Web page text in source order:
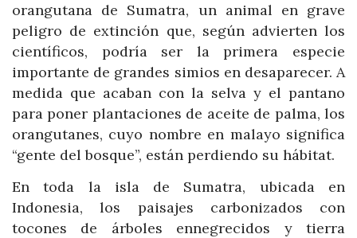
orangutana de Sumatra, un animal en grave
peligro de extinción que, según advierten los
científicos, podría ser la primera especie
importante de grandes simios en desaparecer. A
medida que acaban con la selva y el pantano
para poner plantaciones de aceite de palma, los
orangutanes, cuyo nombre en malayo significa
“gente del bosque”, están perdiendo su hábitat.
En toda la isla de Sumatra, ubicada en
Indonesia, los paisajes carbonizados con
tocones de árboles ennegrecidos y tierra